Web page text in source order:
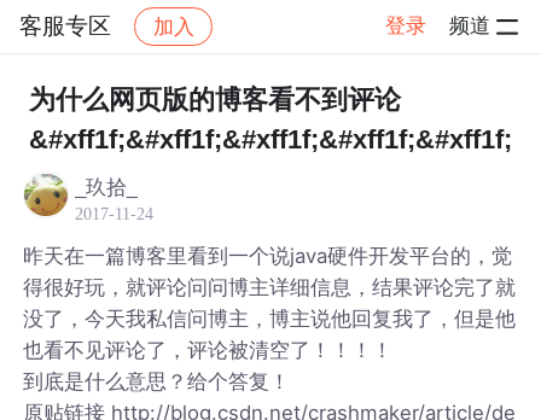
客服专区 加入 登录 频道
社区 客服专区 帖子详情
为什么网页版的博客看不到评论
&#xff1f;&#xff1f;&#xff1f;&#xff1f;&#xff1f;
_玖拾_
2017-11-24
昨天在一篇博客里看到一个说java硬件开发平台的，觉
得很好玩，就评论问问博主详细信息，结果评论完了就
没了，今天我私信问博主，博主说他回复我了，但是他
也看不见评论了，评论被清空了！！！！
到底是什么意思？给个答复！
原贴链接 http://blog.csdn.net/crashmaker/article/de